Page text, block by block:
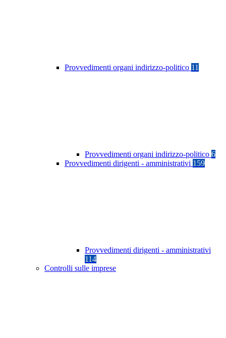
Provvedimenti organi indirizzo-politico 11
Provvedimenti organi indirizzo-politico 6
Provvedimenti dirigenti - amministrativi 159
Provvedimenti dirigenti - amministrativi
114
Controlli sulle imprese